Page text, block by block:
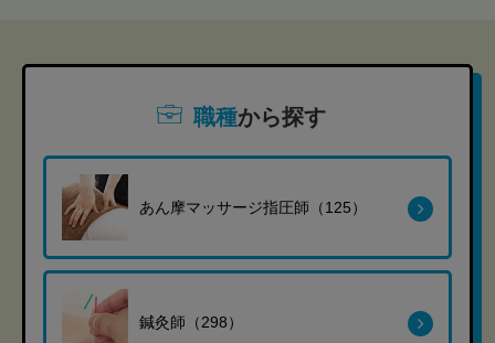
職種から探す
あん摩マッサージ指圧師（125）
鍼灸師（298）